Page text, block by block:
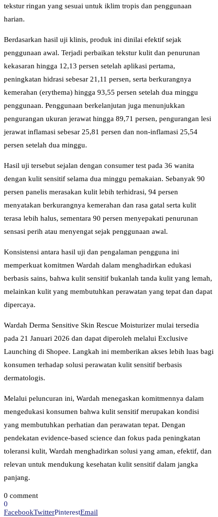
tekstur ringan yang sesuai untuk iklim tropis dan penggunaan
harian.
Berdasarkan hasil uji klinis, produk ini dinilai efektif sejak
penggunaan awal. Terjadi perbaikan tekstur kulit dan penurunan
kekasaran hingga 12,13 persen setelah aplikasi pertama,
peningkatan hidrasi sebesar 21,11 persen, serta berkurangnya
kemerahan (erythema) hingga 93,55 persen setelah dua minggu
penggunaan. Penggunaan berkelanjutan juga menunjukkan
pengurangan ukuran jerawat hingga 89,71 persen, pengurangan lesi
jerawat inflamasi sebesar 25,81 persen dan non-inflamasi 25,54
persen setelah dua minggu.
Hasil uji tersebut sejalan dengan consumer test pada 36 wanita
dengan kulit sensitif selama dua minggu pemakaian. Sebanyak 90
persen panelis merasakan kulit lebih terhidrasi, 94 persen
menyatakan berkurangnya kemerahan dan rasa gatal serta kulit
terasa lebih halus, sementara 90 persen menyepakati penurunan
sensasi perih atau menyengat sejak penggunaan awal.
Konsistensi antara hasil uji dan pengalaman pengguna ini
memperkuat komitmen Wardah dalam menghadirkan edukasi
berbasis sains, bahwa kulit sensitif bukanlah tanda kulit yang lemah,
melainkan kulit yang membutuhkan perawatan yang tepat dan dapat
dipercaya.
Wardah Derma Sensitive Skin Rescue Moisturizer mulai tersedia
pada 21 Januari 2026 dan dapat diperoleh melalui Exclusive
Launching di Shopee. Langkah ini memberikan akses lebih luas bagi
konsumen terhadap solusi perawatan kulit sensitif berbasis
dermatologis.
Melalui peluncuran ini, Wardah menegaskan komitmennya dalam
mengedukasi konsumen bahwa kulit sensitif merupakan kondisi
yang membutuhkan perhatian dan perawatan tepat. Dengan
pendekatan evidence-based science dan fokus pada peningkatan
toleransi kulit, Wardah menghadirkan solusi yang aman, efektif, dan
relevan untuk mendukung kesehatan kulit sensitif dalam jangka
panjang.
0 comment
0
FacebookTwitterPinterestEmail